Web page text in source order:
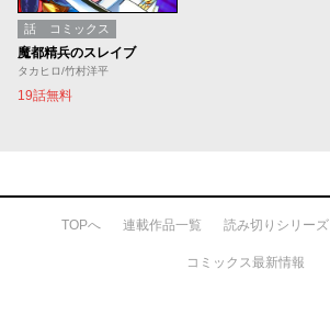
話 コミックス
魔都精兵のスレイブ
タカヒロ/竹村洋平
19話無料
TOPへ 連載作品一覧 読み切りシリーズ
コミックス最新情報